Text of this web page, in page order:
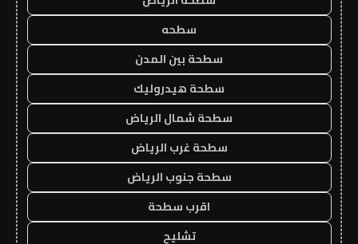
سطحه
سطحة بين المدن
سطحة هيدروليك
سطحة شمال الرياض
سطحة غرب الرياض
سطحة جنوب الرياض
اقرب سطحة
تشليح